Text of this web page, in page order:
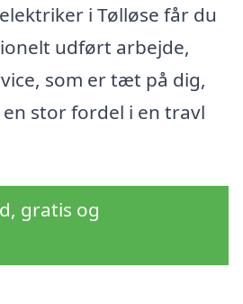
i Tølløse får du
udført arbejde,
som er tæt på dig,
stor fordel i en travl
gratis og